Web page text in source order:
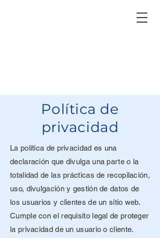
Acerca de
Política de
privacidad
La política de privacidad es una
declaración que divulga una parte o la
totalidad de las prácticas de recopilación,
uso, divulgación y gestión de datos de
los usuarios y clientes de un sitio web.
Cumple con el requisito legal de proteger
la privacidad de un usuario o cliente.